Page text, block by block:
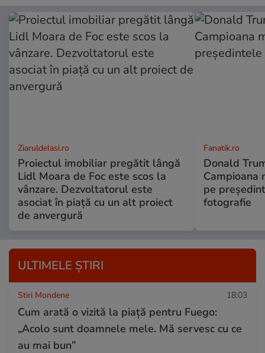
ZiaruldeIasi.ro
Proiectul imobiliar pregătit lângă
Lidl Moara de Foc este scos la
vânzare. Dezvoltatorul este
asociat în piață cu un alt proiect
de anvergură
Fanatik.ro
Donald
Campioana
pe
fotografie
ULTIMELE ȘTIRI
Stiri Mondene 18:03
Cum arată o vizită la piață pentru Fuego:
„Acolo sunt doamnele mele. Mă servesc cu ce
au mai bun”